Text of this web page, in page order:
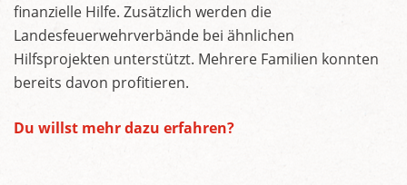
finanzielle Hilfe. Zusätzlich werden die
Landesfeuerwehrverbände bei ähnlichen
Hilfsprojekten unterstützt. Mehrere Familien konnten
bereits davon profitieren.
Du willst mehr dazu erfahren?